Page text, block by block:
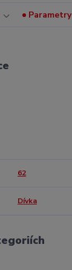
Parametry
62
Dívka